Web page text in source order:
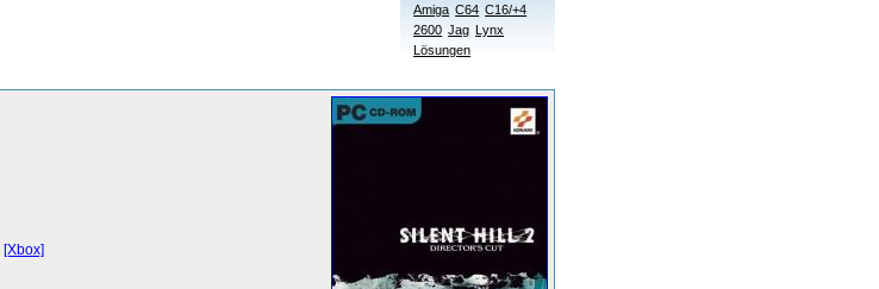
Amiga C64 C16/+4
2600 Jag Lynx
Lösungen
[Xbox]